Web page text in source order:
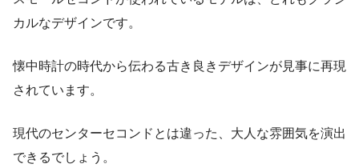
カルなデザインです。
懐中時計の時代から伝わる古き良きデザインが見事に再現
されています。
現代のセンターセコンドとは違った、大人な雰囲気を演出
できるでしょう。